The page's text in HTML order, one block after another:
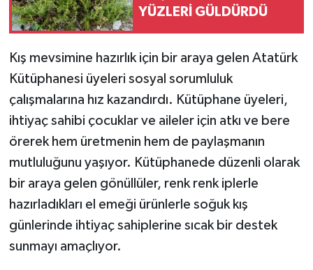
YÜZLERİ GÜLDÜRDÜ
Kış mevsimine hazırlık için bir araya gelen Atatürk
Kütüphanesi üyeleri sosyal sorumluluk
çalışmalarına hız kazandırdı. Kütüphane üyeleri,
ihtiyaç sahibi çocuklar ve aileler için atkı ve bere
örerek hem üretmenin hem de paylaşmanın
mutluluğunu yaşıyor. Kütüphanede düzenli olarak
bir araya gelen gönüllüler, renk renk iplerle
hazırladıkları el emeği ürünlerle soğuk kış
günlerinde ihtiyaç sahiplerine sıcak bir destek
sunmayı amaçlıyor.